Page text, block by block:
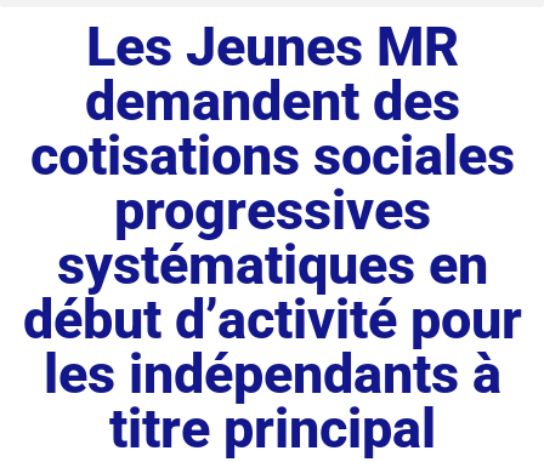
Les Jeunes MR
demandent des
cotisations sociales
progressives
systématiques en
début d’activité pour
les indépendants à
titre principal